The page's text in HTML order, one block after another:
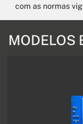
com as normas
MODELOS